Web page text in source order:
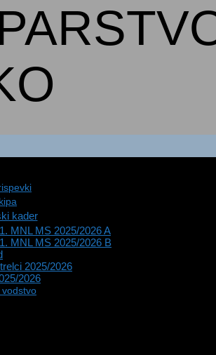
kader
MNL MS 2025/2026 A
MNL MS 2025/2026 B
2025/2026
2026